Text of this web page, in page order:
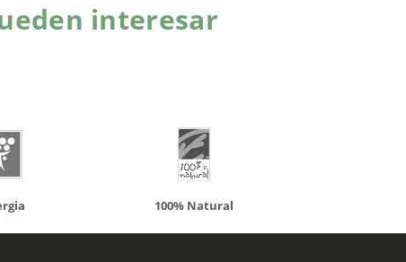
interesar
Solaray